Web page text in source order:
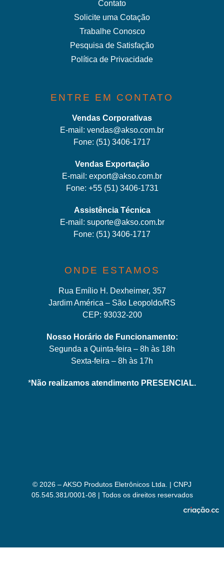
Contato
Solicite uma Cotação
Trabalhe Conosco
Pesquisa de Satisfação
Política de Privacidade
ENTRE EM CONTATO
Vendas Corporativas
E-mail: vendas@akso.com.br
Fone: (51) 3406-1717
Vendas Exportação
E-mail: export@akso.com.br
Fone: +55 (51) 3406-1731
Assistência Técnica
E-mail: suporte@akso.com.br
Fone: (51) 3406-1717
ONDE ESTAMOS
Rua Emílio H. Dexheimer, 357
Jardim América – São Leopoldo/RS
CEP: 93032-200
Nosso Horário de Funcionamento:
Segunda a Quinta-feira – 8h às 18h
Sexta-feira – 8h às 17h
*Não realizamos atendimento PRESENCIAL.
© 2026 – AKSO Produtos Eletrônicos Ltda. | CNPJ
05.545.381/0001-08 | Todos os direitos reservados